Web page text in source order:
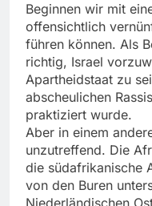
Beginnen wir mit
offensichtlich
führen können. Als
richtig, Israel
Apartheidstaat zu
abscheulichen
praktiziert wurde.
Aber in einem
unzutreffend. Die
die südafrikanische
von den Buren